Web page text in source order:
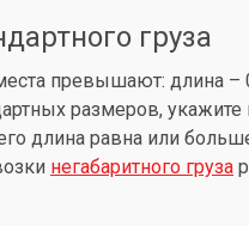
груза
превышают: длина –
размеров, укажите
его длина равна или
негабаритного груза